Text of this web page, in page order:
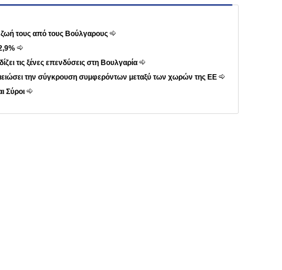
ζωή τους από τους Βούλγαρους
τις ξένες επενδύσεις στη Βουλγαρία
την σύγκρουση συμφερόντων μεταξύ των χωρών της ΕΕ
Σύροι